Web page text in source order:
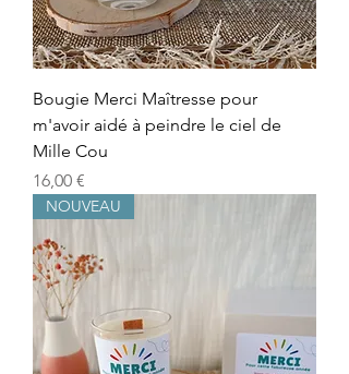
Bougie Merci Maîtresse pour
m'avoir aidé à peindre le ciel de
Mille Cou
Precio
16,00 €
NOUVEAU